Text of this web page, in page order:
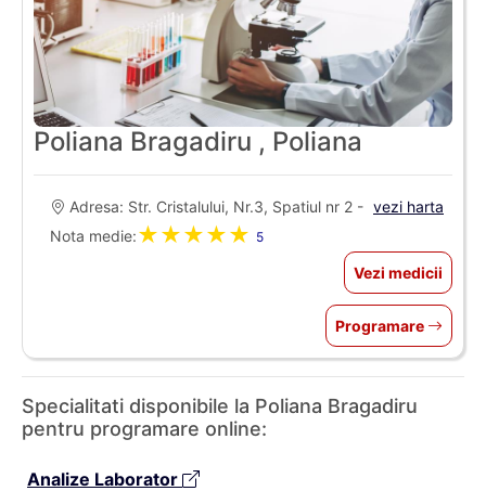
Poliana Bragadiru , Poliana
Adresa: Str. Cristalului, Nr.3, Spatiul nr 2 - vezi harta
Nota medie:★★★★★ 5
Vezi medicii
Programare
Specialitati disponibile la Poliana Bragadiru
pentru programare online:
Analize Laborator